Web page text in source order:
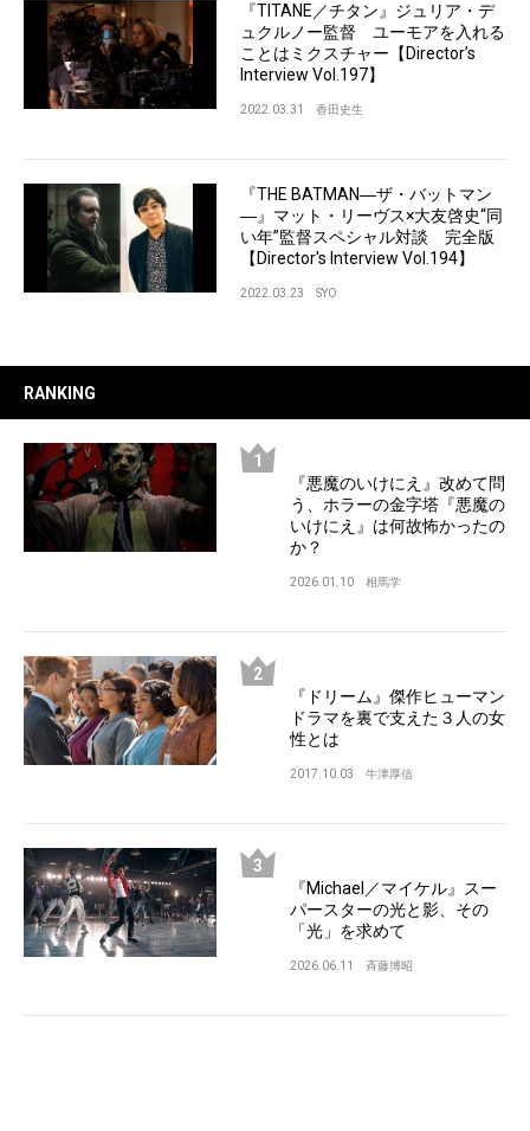
『TITANE／チタン』ジュリア・デ
ュクルノー監督 ユーモアを入れる
ことはミクスチャー【Director’s
Interview Vol.197】
2022.03.31 香田史生
『THE BATMAN―ザ・バットマン
―』マット・リーヴス×大友啓史“同
い年”監督スペシャル対談 完全版
【Director's Interview Vol.194】
2022.03.23 SYO
RANKING
『悪魔のいけにえ』改めて問
う、ホラーの金字塔『悪魔の
いけにえ』は何故怖かったの
か？
2026.01.10 相馬学
『ドリーム』傑作ヒューマン
ドラマを裏で支えた３人の女
性とは
2017.10.03 牛津厚信
『Michael／マイケル』スー
パースターの光と影、その
「光」を求めて
2026.06.11 斉藤博昭